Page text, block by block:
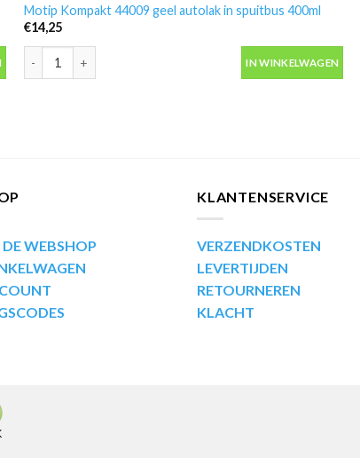
Motip Kompakt 44009 geel autolak in spuitbus 400ml
€14,25
Motip Kompakt 44009 geel autolak in spuitbus 400ml aantal
IN WINKELWAGEN
WEBSHOP
KLANTENSERVICE
VERZENDKOSTEN
LEVERTIJDEN
RETOURNEREN
KLACHT